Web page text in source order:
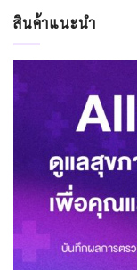
สินค้าแนะนำ